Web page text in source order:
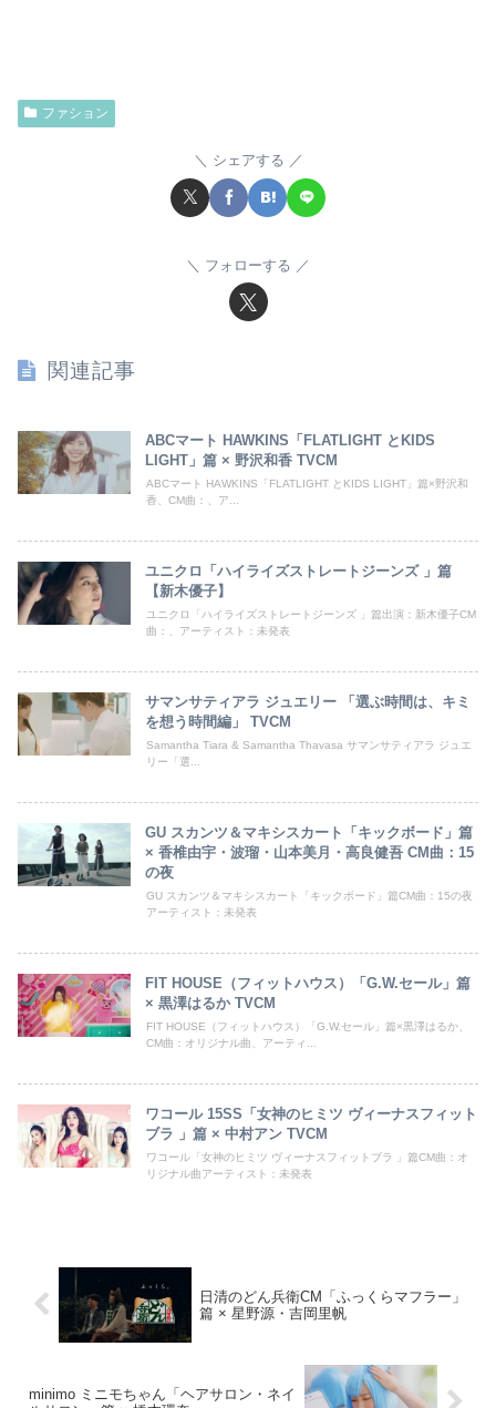
ファション
シェアする
フォローする
関連記事
ABCマート HAWKINS「FLATLIGHT とKIDS
LIGHT」篇 × 野沢和香 TVCM
ABCマート HAWKINS「FLATLIGHT とKIDS LIGHT」篇×野沢和
香、CM曲：、ア...
ユニクロ「ハイライズストレートジーンズ 」篇
【新木優子】
ユニクロ「ハイライズストレートジーンズ 」篇出演：新木優子CM
曲：、アーティスト：未発表
サマンサティアラ ジュエリー 「選ぶ時間は、キミ
を想う時間編」 TVCM
Samantha Tiara & Samantha Thavasa サマンサティアラ ジュエ
リー「選...
GU スカンツ＆マキシスカート「キックボード」篇
× 香椎由宇・波瑠・山本美月・高良健吾 CM曲：15
の夜
GU スカンツ＆マキシスカート「キックボード」篇CM曲：15の夜
アーティスト：未発表
FIT HOUSE（フィットハウス）「G.W.セール」篇
× 黒澤はるか TVCM
FIT HOUSE（フィットハウス）「G.W.セール」篇×黒澤はるか、
CM曲：オリジナル曲、アーティ...
ワコール 15SS「女神のヒミツ ヴィーナスフィット
ブラ 」篇 × 中村アン TVCM
ワコール「女神のヒミツ ヴィーナスフィットブラ 」篇CM曲：オ
リジナル曲アーティスト：未発表
日清のどん兵衛CM「ふっくらマフラー」
篇 × 星野源・吉岡里帆
minimo ミニモちゃん「ヘアサロン・ネイ